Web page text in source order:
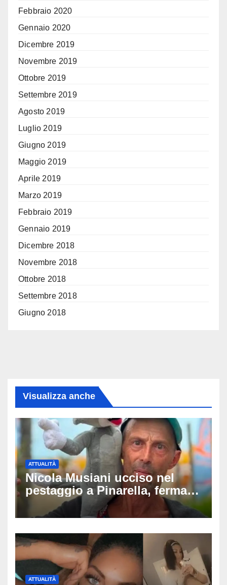
Febbraio 2020
Gennaio 2020
Dicembre 2019
Novembre 2019
Ottobre 2019
Settembre 2019
Agosto 2019
Luglio 2019
Giugno 2019
Maggio 2019
Aprile 2019
Marzo 2019
Febbraio 2019
Gennaio 2019
Dicembre 2018
Novembre 2018
Ottobre 2018
Settembre 2018
Giugno 2018
Visualizza anche
ATTUALITÀ
Nicola Musiani ucciso nel
pestaggio a Pinarella, fermati
quattro giovani: la svolta
dopo video, intercettazioni e
ATTUALITÀ